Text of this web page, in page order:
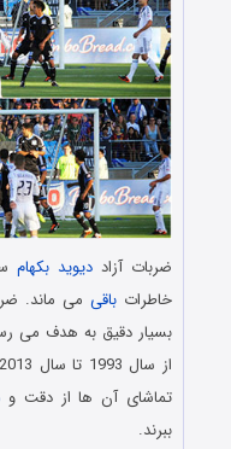
ضربات آزاد دیوید بکهام
خاطراتباقی می ماند.
بسیار دقیق به هدف می
تماشای آن ها از دقت و
ببرند.